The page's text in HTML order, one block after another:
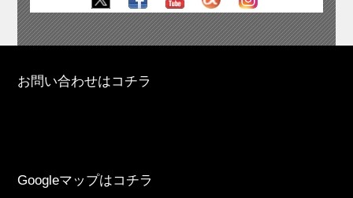
お問い合わせはコチラ
Googleマップはコチラ